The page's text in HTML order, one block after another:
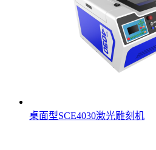
桌面型SCE4030激光雕刻机